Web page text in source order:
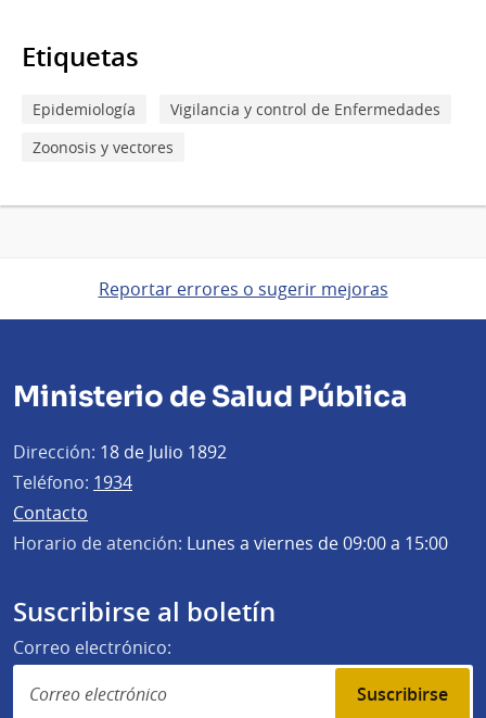
Etiquetas
Epidemiología
Vigilancia y control de Enfermedades
Zoonosis y vectores
Reportar errores o sugerir mejoras
Ministerio de Salud Pública
Dirección: 18 de Julio 1892
Teléfono: 1934
Contacto
Horario de atención: Lunes a viernes de 09:00 a 15:00
Suscribirse al boletín
Correo electrónico:
Suscribirse